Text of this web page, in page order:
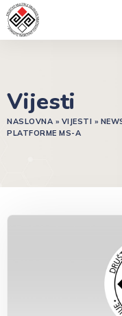
Vijesti
NASLOVNA » VIJESTI »
PLATFORME MS-A